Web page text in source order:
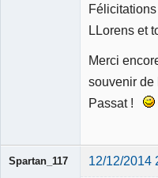
LLorens et
Merci
souvenir de
Passat !
Spartan_117 12/12/2014